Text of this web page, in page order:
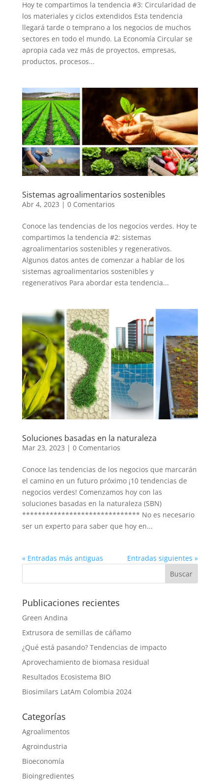
Hoy te compartimos la tendencia #3: Circularidad de
los materiales y ciclos extendidos Esta tendencia
llegará tarde o temprano a los negocios de muchos
sectores en todo el mundo. La Economía Circular se
apropia cada vez más de proyectos, empresas,
productos, procesos...
Sistemas agroalimentarios sostenibles
Abr 4, 2023 | 0 Comentarios
Conoce las tendencias de los negocios verdes. Hoy te
compartimos la tendencia #2: sistemas
agroalimentarios sostenibles y regenerativos.
Algunos datos antes de comenzar a hablar de los
sistemas agroalimentarios sostenibles y
regenerativos Para abordar esta tendencia...
Soluciones basadas en la naturaleza
Mar 23, 2023 | 0 Comentarios
Conoce las tendencias de los negocios que marcarán
el camino en un futuro próximo ¡10 tendencias de
negocios verdes! Comenzamos hoy con las
soluciones basadas en la naturaleza (SBN)
****************************** No es necesario
ser un experto para saber que hoy en...
« Entradas más antiguas Entradas siguientes »
Publicaciones recientes
Green Andina
Extrusora de semillas de cáñamo
¿Qué está pasando? Tendencias de impacto
Aprovechamiento de biomasa residual
Resultados Ecosistema BIO
Biosimilars LatAm Colombia 2024
Categorías
Agroalimentos
Agroindustria
Bioeconomía
Bioingredientes